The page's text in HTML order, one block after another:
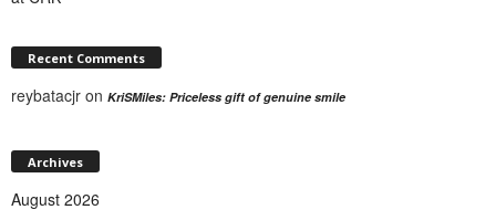
Recent Comments
reybatacjr on KriSMiles: Priceless gift of genuine smile
Archives
August 2026